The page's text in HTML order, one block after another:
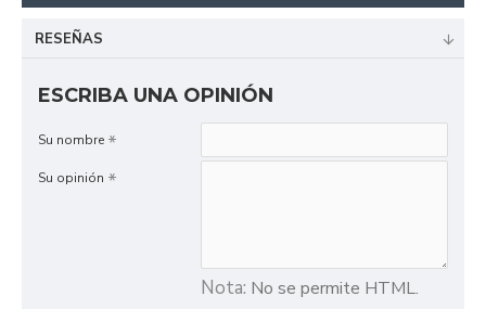
RESEÑAS
ESCRIBA UNA OPINIÓN
Su nombre
Su opinión
Nota: No se permite HTML.